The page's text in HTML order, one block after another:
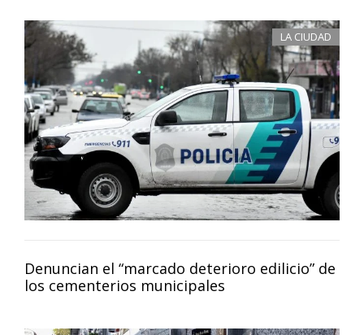
LA CIUDAD
Denuncian el “marcado deterioro edilicio” de
los cementerios municipales